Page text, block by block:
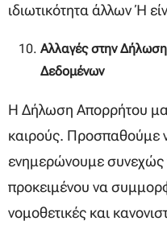
ιδιωτικότητα άλλων ή
Αλλαγές στην
Δεδομένων
Η Δήλωση Απορρήτου
καιρούς. Προσπαθούμε
ενημερώνουμε
προκειμένου να
νομοθετικές και